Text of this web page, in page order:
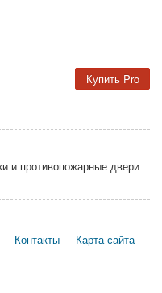
Купить Pro
и противопожарные двери
Контакты
Карта сайта